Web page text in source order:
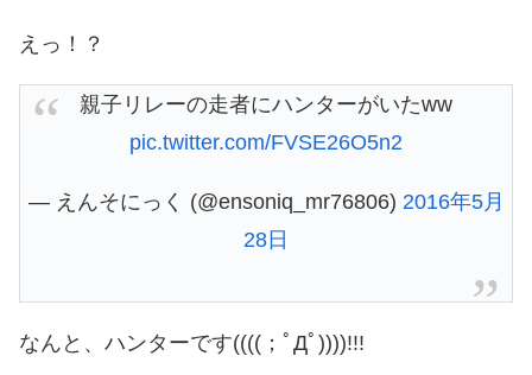
えっ！？
親子リレーの走者にハンターがいたww
pic.twitter.com/FVSE26O5n2
— えんそにっく (@ensoniq_mr76806) 2016年5月
28日
なんと、ハンターです((((；ﾟДﾟ))))!!!